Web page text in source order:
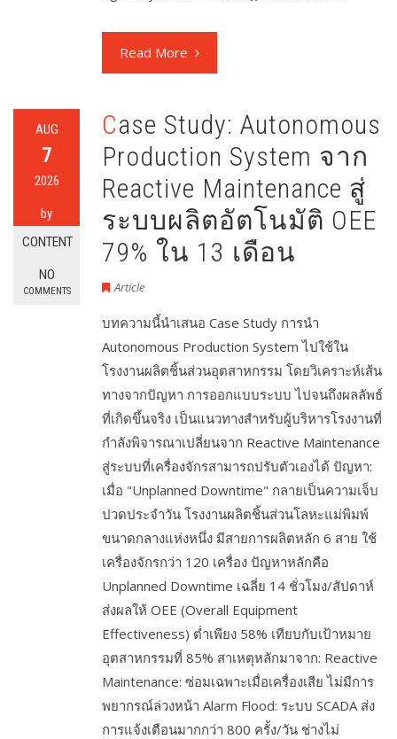
Read More
AUG
7
2026
by
CONTENT
NO
COMMENTS
Case Study: Autonomous
Production System จาก
Reactive Maintenance สู่
ระบบผลิตอัตโนมัติ OEE
79% ใน 13 เดือน
Article
บทความนี้นำเสนอ Case Study การนำ
Autonomous Production System ไปใช้ใน
โรงงานผลิตชิ้นส่วนอุตสาหกรรม โดยวิเคราะห์เส้น
ทางจากปัญหา การออกแบบระบบ ไปจนถึงผลลัพธ์
ที่เกิดขึ้นจริง เป็นแนวทางสำหรับผู้บริหารโรงงานที่
กำลังพิจารณาเปลี่ยนจาก Reactive Maintenance
สู่ระบบที่เครื่องจักรสามารถปรับตัวเองได้ ปัญหา:
เมื่อ "Unplanned Downtime" กลายเป็นความเจ็บ
ปวดประจำวัน โรงงานผลิตชิ้นส่วนโลหะแม่พิมพ์
ขนาดกลางแห่งหนึ่ง มีสายการผลิตหลัก 6 สาย ใช้
เครื่องจักรกว่า 120 เครื่อง ปัญหาหลักคือ
Unplanned Downtime เฉลี่ย 14 ชั่วโมง/สัปดาห์
ส่งผลให้ OEE (Overall Equipment
Effectiveness) ต่ำเพียง 58% เทียบกับเป้าหมาย
อุตสาหกรรมที่ 85% สาเหตุหลักมาจาก: Reactive
Maintenance: ซ่อมเฉพาะเมื่อเครื่องเสีย ไม่มีการ
พยากรณ์ล่วงหน้า Alarm Flood: ระบบ SCADA ส่ง
การแจ้งเตือนมากกว่า 800 ครั้ง/วัน ช่างไม่